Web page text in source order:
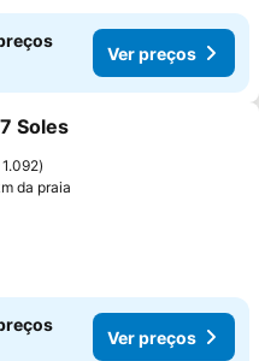
Ver preços
aos favoritos
Soles
1.092
da praia
Ver preços